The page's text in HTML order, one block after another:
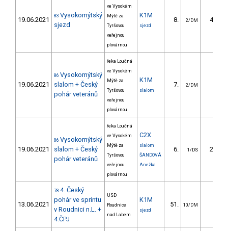
19.06.2021 83 Vysokomýtský
sjezd
ve Vysokém
Mýtě za
Tyršovou
veřejnou
plovárnou
K1M
sjezd
8. 2/DM 46.50
19.06.2021
86 Vysokomýtský
slalom + Český
pohár veteránů
řeka Loučná
ve Vysokém
Mýtě za
Tyršovou
veřejnou
plovárnou
K1M
slalom
7. 2/DM
19.06.2021
86 Vysokomýtský
slalom + Český
pohár veteránů
řeka Loučná
ve Vysokém
Mýtě za
Tyršovou
veřejnou
plovárnou
C2X
slalom
ŠANDOVÁ
Anežka
6. 1/DS 24.60
13.06.2021
78 4. Český
pohár ve sprintu
v Roudnici n.L. +
4.ČPJ
USD
Roudnice
nad Labem
K1M
sjezd
51. 10/DM